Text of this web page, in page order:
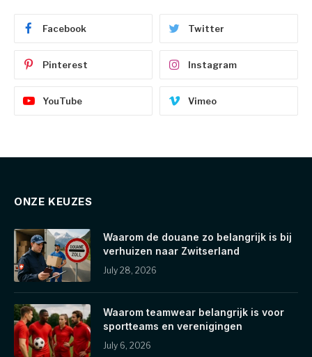
Facebook Twitter
Pinterest Instagram
YouTube Vimeo
ONZE KEUZES
Waarom de douane zo belangrijk is bij
verhuizen naar Zwitserland
July 28, 2026
Waarom teamwear belangrijk is voor
sportteams en verenigingen
July 6, 2026